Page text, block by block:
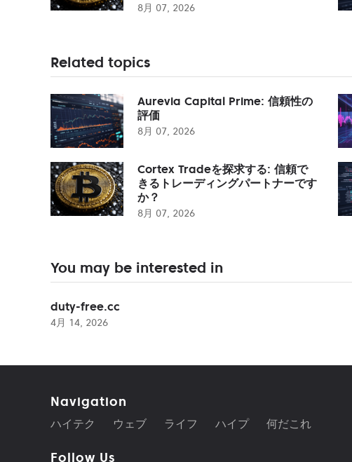
8月 07, 2026
Related topics
Aurevia Capital Prime: 信頼性の
評価
8月 07, 2026
Cortex Tradeを探求する: 信頼で
きるトレーディングパートナーです
か？
8月 07, 2026
You may be interested in
duty-free.cc
4月 14, 2026
Navigation
ハイテク ウェブ ライフ ハイプ 何だこれ
Follow Us